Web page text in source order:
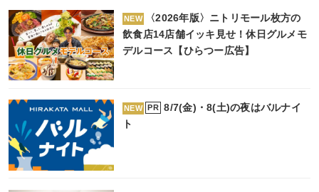
NEW
〈2026年版〉ニトリモール枚方の
飲食店14店舗イッキ見せ！休日グルメモ
デルコース【ひらつー広告】
NEW PR
8/7(金)・8(土)の夜はバルナイ
ト